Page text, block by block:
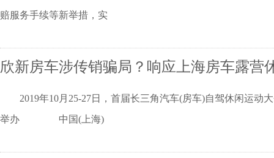
赔服务手续等新举措，实
欣新房车涉传销骗局？响应上海房车露营
2019年10月25-27日，首届长三角汽车(房车)自驾休闲运动
举办 中国(上海)